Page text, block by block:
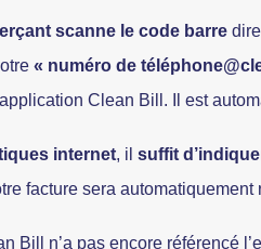
scanne le code barre
« numéro de
Clean Bill. Il est
internet, il suffit
facture sera
Bill n’a pas encore référencé